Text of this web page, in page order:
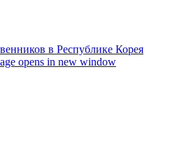
opens in new window